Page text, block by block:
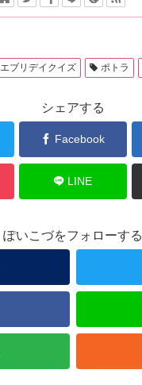
エブリデイクイズ ポトラ
シェアする
Facebook
LINE
ぽいこづをフォローする